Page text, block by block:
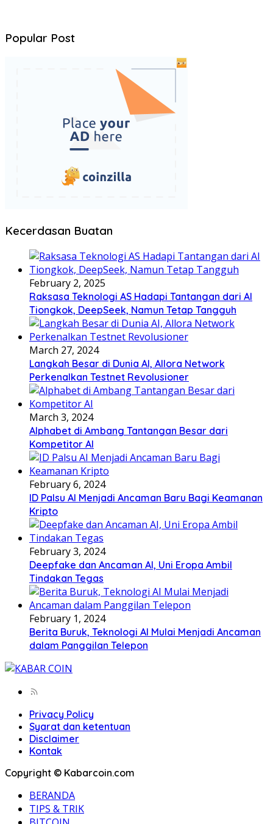
Popular Post
Kecerdasan Buatan
February 2, 2025
Raksasa Teknologi AS Hadapi Tantangan dari AI
Tiongkok, DeepSeek, Namun Tetap Tangguh
March 27, 2024
Langkah Besar di Dunia AI, Allora Network
Perkenalkan Testnet Revolusioner
March 3, 2024
Alphabet di Ambang Tantangan Besar dari
Kompetitor AI
February 6, 2024
ID Palsu AI Menjadi Ancaman Baru Bagi Keamanan
Kripto
February 3, 2024
Deepfake dan Ancaman AI, Uni Eropa Ambil
Tindakan Tegas
February 1, 2024
Berita Buruk, Teknologi AI Mulai Menjadi Ancaman
dalam Panggilan Telepon
Privacy Policy
Syarat dan ketentuan
Disclaimer
Kontak
Copyright © Kabarcoin.com
BERANDA
TIPS & TRIK